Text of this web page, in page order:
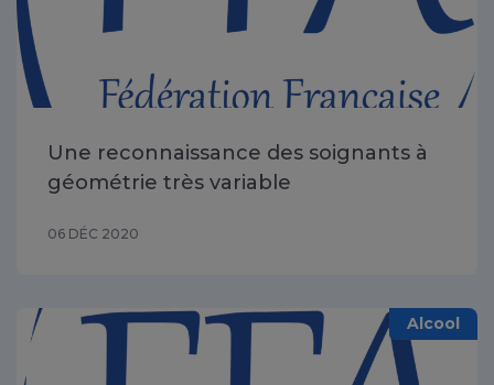
Une reconnaissance des soignants à
géométrie très variable
06 DÉC 2020
Alcool